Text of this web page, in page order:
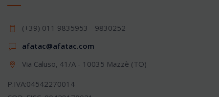
(+39) 011 9835953 - 9830252
afatac@afatac.com
Via Caluso, 41/A - 10035 Mazzè (TO)
P.IVA:04542270014